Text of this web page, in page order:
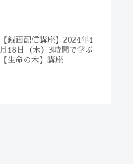
【録画配信講座】2024年1
月18日（木）3時間で学ぶ
【生命の木】講座